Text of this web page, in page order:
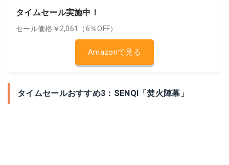
タイムセール実施中！
セール価格￥2,061（6％OFF）
Amazonで見る
タイムセールおすすめ3：SENQI「焚火陣幕」